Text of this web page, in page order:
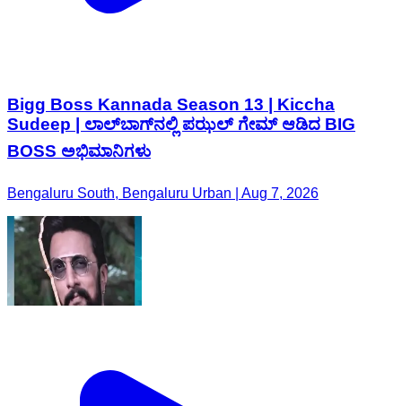
Bigg Boss Kannada Season 13 | Kiccha
Sudeep | ಲಾಲ್‌ಬಾಗ್‌ನಲ್ಲಿ ಪಝಲ್‌ ಗೇಮ್‌ ಆಡಿದ BIG
BOSS ಅಭಿಮಾನಿಗಳು
Bengaluru South, Bengaluru Urban | Aug 7, 2026